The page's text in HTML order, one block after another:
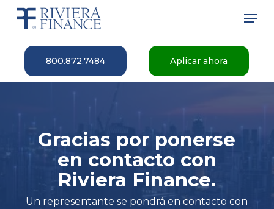
Skip
content
800.872.7484 Aplicar ahora
Gracias por ponerse
en contacto con
Riviera Finance.
Un representante se pondrá en contacto con
Menu